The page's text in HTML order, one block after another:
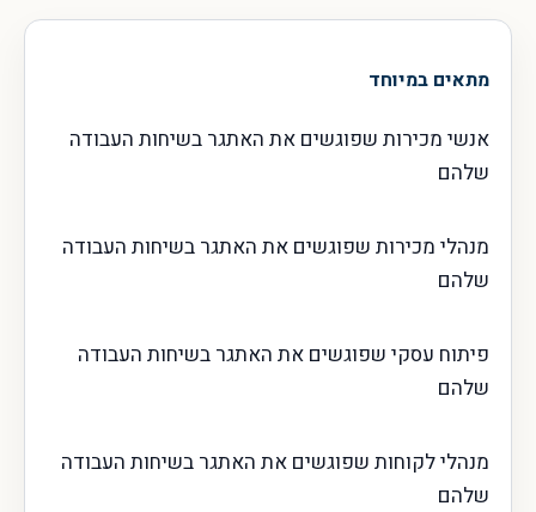
מתאים במיוחד
אנשי מכירות שפוגשים את האתגר בשיחות העבודה
שלהם
מנהלי מכירות שפוגשים את האתגר בשיחות העבודה
שלהם
פיתוח עסקי שפוגשים את האתגר בשיחות העבודה
שלהם
מנהלי לקוחות שפוגשים את האתגר בשיחות העבודה
שלהם